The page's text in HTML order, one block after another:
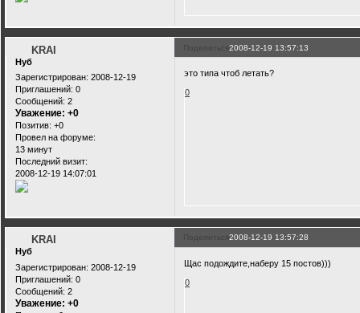
Поделиться2008-12-19 13:57:13
KRAI
Нуб
Зарегистрирован: 2008-12-19
Приглашений: 0
Сообщений: 2
Уважение: +0
Позитив: +0
Провел на форуме:
13 минут
Последний визит:
2008-12-19 14:07:01
это типа чтоб летать?
0
Поделиться2008-12-19 13:57:28
KRAI
Нуб
Зарегистрирован: 2008-12-19
Приглашений: 0
Сообщений: 2
Уважение: +0
Щас подождите,наберу 15 постов)))
0